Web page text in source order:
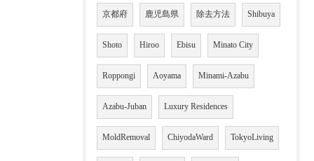
京都府 鹿児島県 除去方法 Shibuya
Shoto Hiroo Ebisu Minato City
Roppongi Aoyama Minami-Azabu
Azabu-Juban Luxury Residences
MoldRemoval ChiyodaWard TokyoLiving